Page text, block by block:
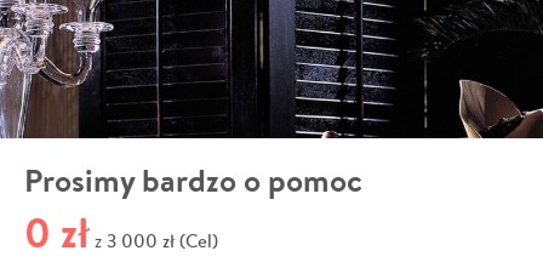
Prosimy bardzo o pomoc
0 zł z 3 000 zł (Cel)